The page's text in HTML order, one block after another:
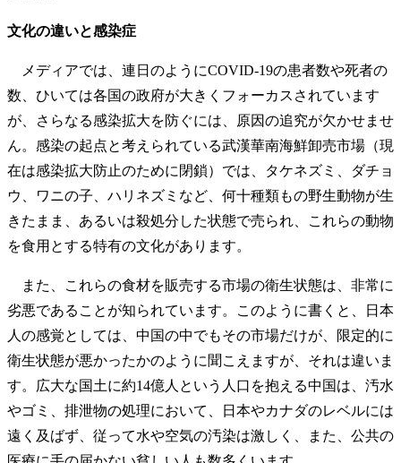
文化の違いと感染症
メディアでは、連日のようにCOVID-19の患者数や死者の
数、ひいては各国の政府が大きくフォーカスされています
が、さらなる感染拡大を防ぐには、原因の追究が欠かせませ
ん。感染の起点と考えられている武漢華南海鮮卸売市場（現
在は感染拡大防止のために閉鎖）では、タケネズミ、ダチョ
ウ、ワニの子、ハリネズミなど、何十種類もの野生動物が生
きたまま、あるいは殺処分した状態で売られ、これらの動物
を食用とする特有の文化があります。
また、これらの食材を販売する市場の衛生状態は、非常に
劣悪であることが知られています。このように書くと、日本
人の感覚としては、中国の中でもその市場だけが、限定的に
衛生状態が悪かったかのように聞こえますが、それは違いま
す。広大な国土に約14億人という人口を抱える中国は、汚水
やゴミ、排泄物の処理において、日本やカナダのレベルには
遠く及ばず、従って水や空気の汚染は激しく、また、公共の